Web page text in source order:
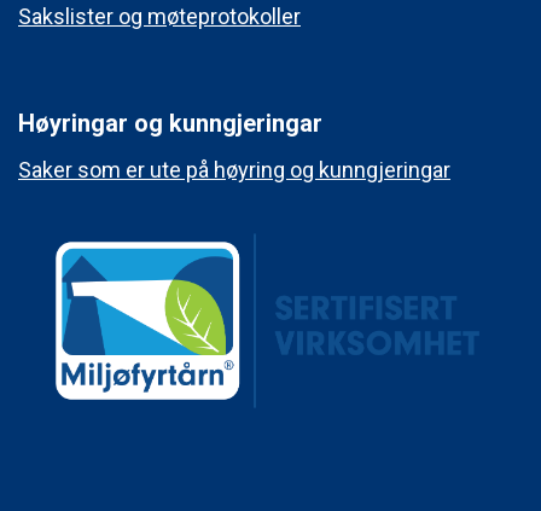
Sakslister og møteprotokoller
Høyringar og kunngjeringar
Saker som er ute på høyring og kunngjeringar